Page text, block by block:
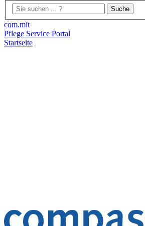
Suche
com.mit
Pflege Service Portal
Startseite